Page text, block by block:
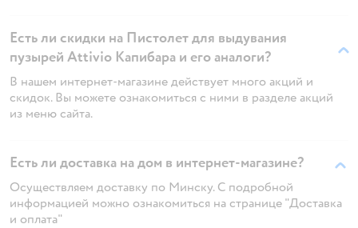
Есть ли скидки на Пистолет для выдувания
пузырей Attivio Капибара и его аналоги?
В нашем интернет-магазине действует много акций и
скидок. Вы можете ознакомиться с ними в разделе акций
из меню сайта.
Есть ли доставка на дом в интернет-магазине?
Осуществляем доставку по Минску. С подробной
информацией можно ознакомиться на странице "Доставка
и оплата"